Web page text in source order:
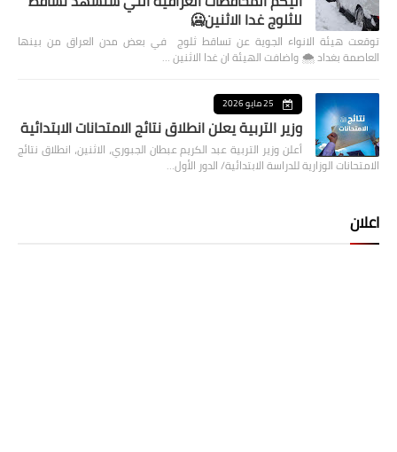
للثلوج غدا الاثنين🥶
توقعت هيئة الانواء الجوية عن تساقط ثلوج في بعض مدن العراق من بينها
العاصمة بغداد ⁦🌨️⁩ واضافت الهيئة ان غدا الاثنين …
25 مايو 2026
وزير التربية يعلن انطلاق نتائج الامتحانات الابتدائية
أعلن وزير التربية عبد الكريم عبطان الجبوري، الاثنين، انطلاق نتائج
الامتحانات الوزارية للدراسة الابتدائية/ الدور الأول…
اعلان